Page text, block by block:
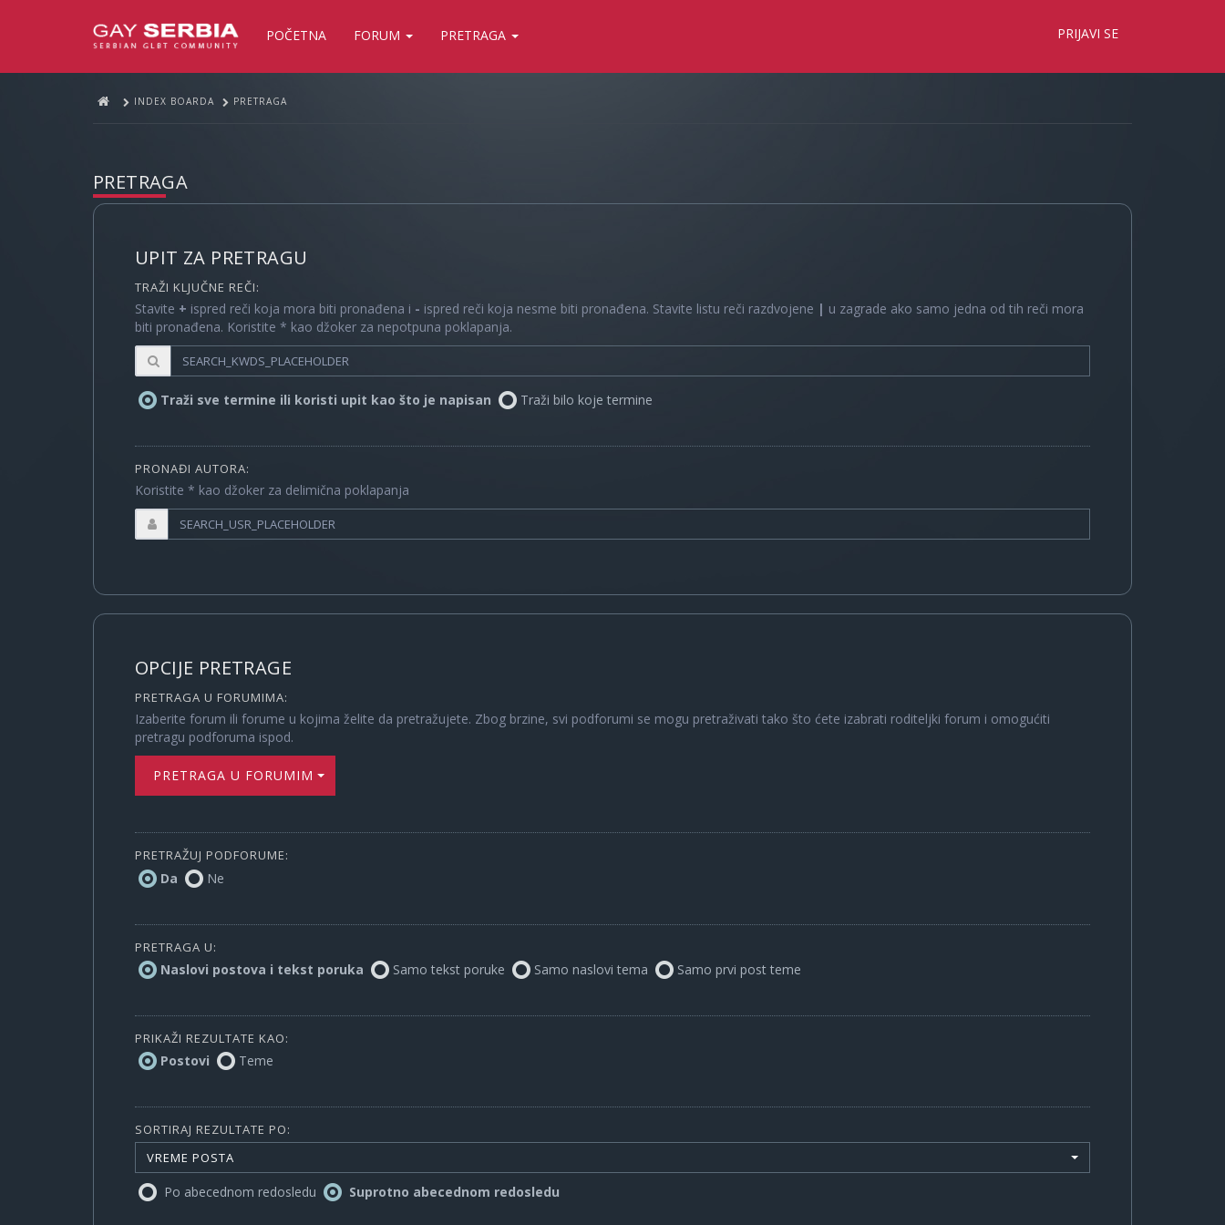
POČETNA FORUM PRETRAGA PRIJAVI SE
INDEX BOARDA PRETRAGA
PRETRAGA
UPIT ZA PRETRAGU
TRAŽI KLJUČNE REČI:
Stavite + ispred reči koja mora biti pronađena i - ispred reči koja nesme biti pronađena. Stavite listu reči razdvojene | u zagrade ako samo jedna od tih reči mora
biti pronađena. Koristite * kao džoker za nepotpuna poklapanja.
Traži sve termine ili koristi upit kao što je napisan Traži bilo koje termine
PRONAĐI AUTORA:
Koristite * kao džoker za delimična poklapanja
OPCIJE PRETRAGE
PRETRAGA U FORUMIMA:
Izaberite forum ili forume u kojima želite da pretražujete. Zbog brzine, svi podforumi se mogu pretraživati tako što ćete izabrati roditeljki forum i omogućiti
pretragu podforuma ispod.
PRETRAGA U FORUMIMA
PRETRAŽUJ PODFORUME:
Da Ne
PRETRAGA U:
Naslovi postova i tekst poruka Samo tekst poruke Samo naslovi tema Samo prvi post teme
PRIKAŽI REZULTATE KAO:
Postovi Teme
SORTIRAJ REZULTATE PO:
VREME POSTA
Po abecednom redosledu Suprotno abecednom redosledu